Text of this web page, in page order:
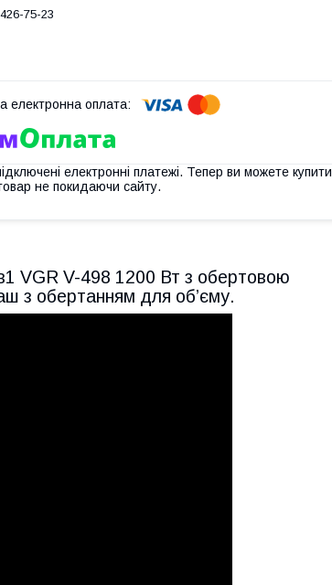
75-23
електронні платежі. Тепер ви можете купити
не покидаючи сайту.
VGR V-498 1200 Вт з обертовою
з обертанням для об’єму.